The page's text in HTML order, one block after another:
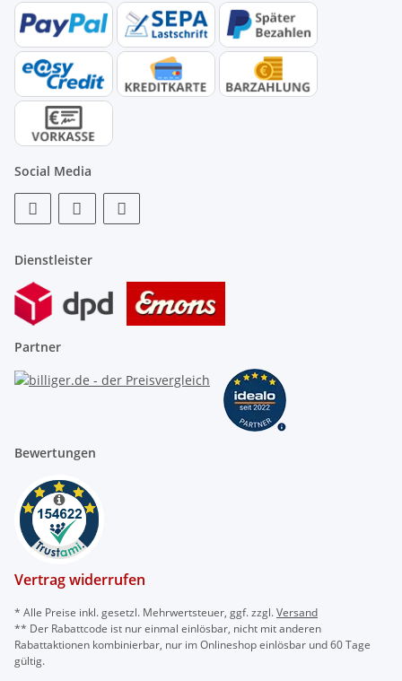
Social Media
Dienstleister
Partner
Bewertungen
Vertrag widerrufen
* Alle Preise inkl. gesetzl. Mehrwertsteuer, ggf. zzgl.Versand
** Der Rabattcode ist nur einmal einlösbar, nicht mit anderen
Rabattaktionen kombinierbar, nur im Onlineshop einlösbar und 60 Tage
gültig.